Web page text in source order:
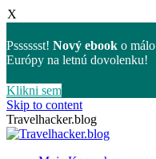
X
Psssssst! Nový ebook o
Európy na letnú dovolenku!
Klikni sem
Skip to content
Travelhacker.blog